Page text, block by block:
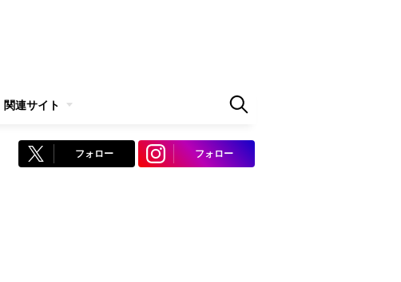
関連サイト
フォロー フォロー